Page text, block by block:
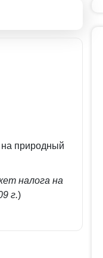
на природный
налога на
г.)